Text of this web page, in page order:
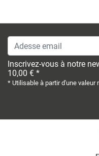
Adesse email
Inscrivez-vous à notre
10,00 € *
* Utilisable à partir d'une valeur